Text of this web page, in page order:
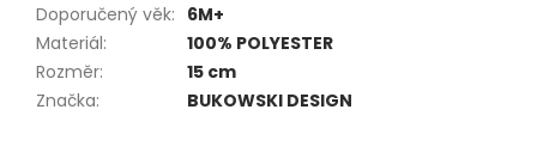
Doporučený věk: 6M+
Materiál:
100% POLYESTER
Rozměr:
15 cm
Značka: BUKOWSKI DESIGN